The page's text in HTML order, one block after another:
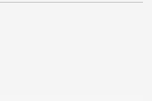
met: